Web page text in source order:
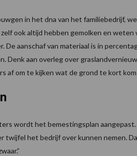
in het dna van het familiebedrijf,
ook altijd hebben gemolken en
De aanschaf van materiaal is in
Denk aan overleg over
af om te kijken wat de grond te kort
wordt het bemestingsplan
twijfel het bedrijf over kunnen nemen.